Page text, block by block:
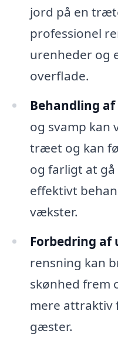
jord på en
professionel
urenheder og
overflade.
Behandling af
og svamp kan
træet og kan
og farligt at gå
effektivt
vækster.
Forbedring af
rensning kan
skønhed frem
mere attraktiv
gæster.